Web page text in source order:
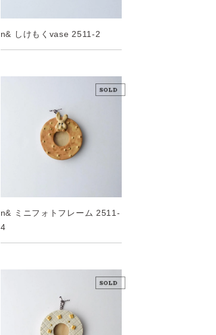
n& しけもくvase 2511-2
n& ミニフォトフレーム 2511-
4